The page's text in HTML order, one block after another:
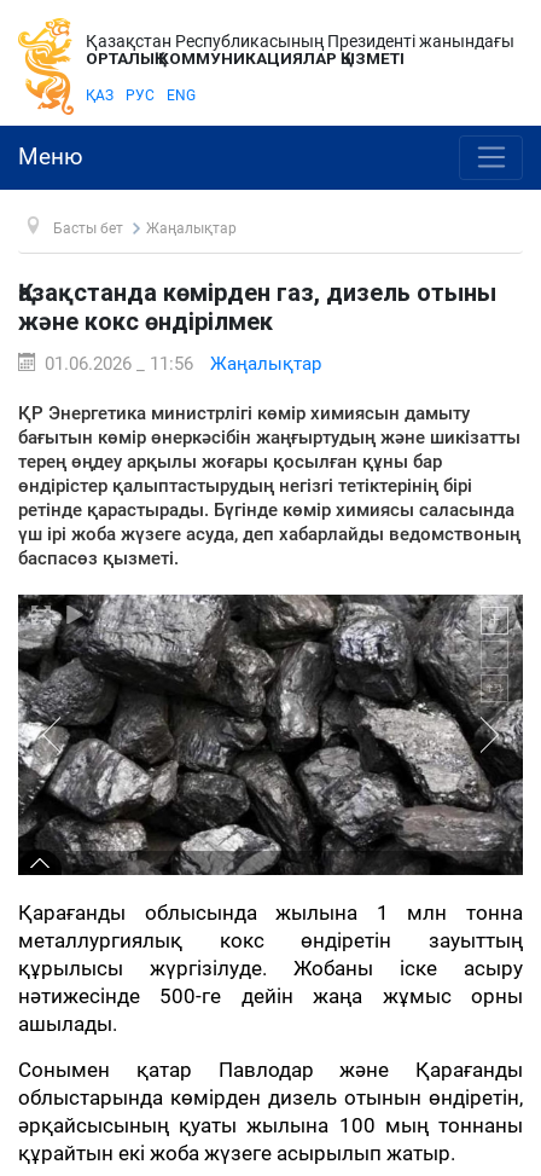
Қазақстан Республикасының Президенті жанындағы
ОРТАЛЫҚ КОММУНИКАЦИЯЛАР ҚЫЗМЕТІ
ҚАЗ РУС ENG
Меню
Басты бет Жаңалықтар
Қазақстанда көмірден газ, дизель отыны
және кокс өндірілмек
01.06.2026 _ 11:56 Жаңалықтар
ҚР Энергетика министрлігі көмір химиясын дамыту
бағытын көмір өнеркәсібін жаңғыртудың және шикізатты
терең өңдеу арқылы жоғары қосылған құны бар
өндірістер қалыптастырудың негізгі тетіктерінің бірі
ретінде қарастырады. Бүгінде көмір химиясы саласында
үш ірі жоба жүзеге асуда, деп хабарлайды ведомствоның
баспасөз қызметі.
Қарағанды облысында жылына 1 млн тонна
металлургиялық кокс өндіретін зауыттың
құрылысы жүргізілуде. Жобаны іске асыру
нәтижесінде 500-ге дейін жаңа жұмыс орны
ашылады.
Сонымен қатар Павлодар және Қарағанды
облыстарында көмірден дизель отынын өндіретін,
әрқайсысының қуаты жылына 100 мың тоннаны
құрайтын екі жоба жүзеге асырылып жатыр.